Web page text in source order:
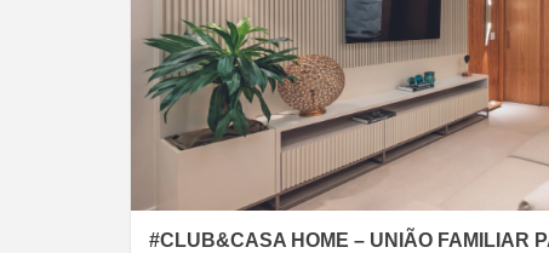
#CLUB&CASA HOME – UNIÃO FAMILIAR